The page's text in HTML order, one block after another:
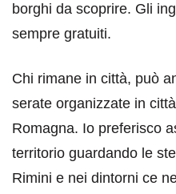
borghi da scoprire. Gli
sempre gratuiti.
Chi rimane in città, può
serate organizzate in
Romagna. Io preferisco
territorio guardando le
Rimini e nei dintorni ce